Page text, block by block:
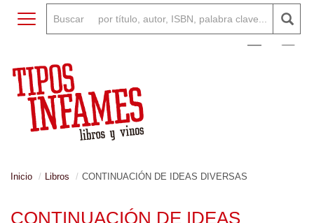
0
Toggle navigation
Inicio Libros CONTINUACIÓN DE IDEAS DIVERSAS
CONTINUACIÓN DE IDEAS